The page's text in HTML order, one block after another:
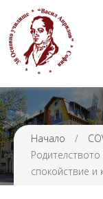
Начало /
спокойствие и